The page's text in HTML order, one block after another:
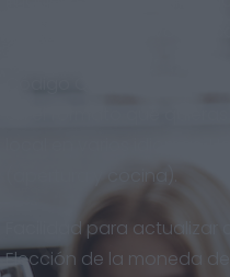
(apertura y cocina).
Facilidad para
Elección de la moneda